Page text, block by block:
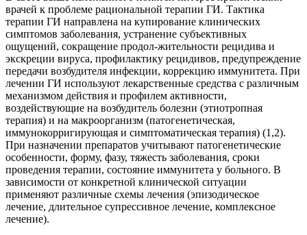
врачей к проблеме рациональной терапии ГИ. Тактика
терапии ГИ направлена на купирование клинических
симптомов заболевания, устранение субъективных
ощущений, сокращение продол-жительности рецидива и
экскреции вируса, профилактику рецидивов, предупреждение
передачи возбудителя инфекции, коррекцию иммунитета. При
лечении ГИ используют лекарственные средства с различным
механизмом действия и профилем активности,
воздействующие на возбудитель болезни (этиотропная
терапия) и на макроорганизм (патогенетическая,
иммунокорригирующая и симптоматическая терапия) (1,2).
При назначении препаратов учитывают патогенетические
особенности, форму, фазу, тяжесть заболевания, сроки
проведения терапии, состояние иммунитета у больного. В
зависимости от конкретной клинической ситуации
применяют различные схемы лечения (эпизодическое
лечение, длительное супрессивное лечение, комплексное
лечение).